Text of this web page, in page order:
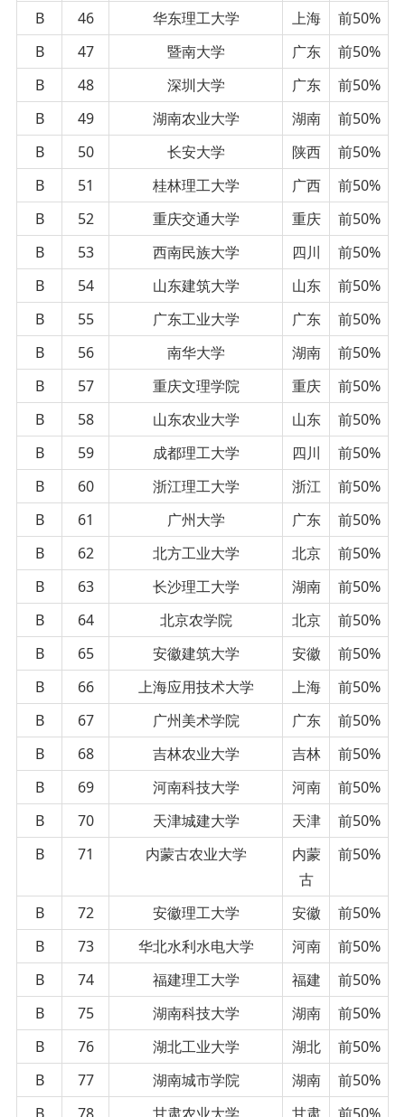
B 46 华东理工大学 上海
前50%
B
47 暨南大学 广东
前50%
B
48 深圳大学 广东
前50%
B
49 湖南农业大学 湖南
前50%
B
50 长安大学 陕西
前50%
B
51 桂林理工大学 广西
前50%
B
52 重庆交通大学 重庆
前50%
B
53 西南民族大学 四川
前50%
B
54 山东建筑大学 山东
前50%
B
55 广东工业大学 广东
前50%
B
56 南华大学 湖南
前50%
B
57 重庆文理学院 重庆
前50%
B
58 山东农业大学 山东
前50%
B
59 成都理工大学 四川
前50%
B
60 浙江理工大学 浙江
前50%
B
61 广州大学 广东
前50%
B
62 北方工业大学 北京
前50%
B
63 长沙理工大学 湖南
前50%
B
64 北京农学院 北京
前50%
B
65 安徽建筑大学 安徽
前50%
B
66 上海应用技术大学 上海
前50%
B
67 广州美术学院 广东
前50%
B
68 吉林农业大学 吉林
前50%
B
69 河南科技大学 河南
前50%
B
70 天津城建大学 天津
前50%
B
71 内蒙古农业大学
内蒙
古
前50%
B 72 安徽理工大学 安徽
前50%
B
73 华北水利水电大学 河南
前50%
B
74 福建理工大学 福建
前50%
B
75 湖南科技大学 湖南
前50%
B
76 湖北工业大学 湖北
前50%
B
77 湖南城市学院 湖南
前50%